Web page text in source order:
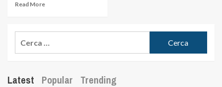
Read More
Latest Popular Trending